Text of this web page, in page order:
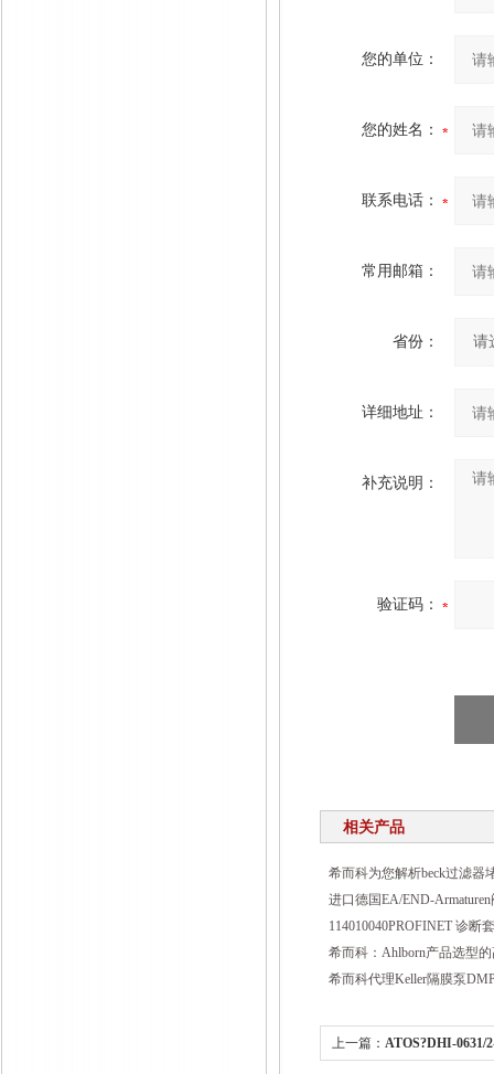
您的单位：
您的姓名：
联系电话：
常用邮箱：
省份：
详细地址：
补充说明：
验证码：
相关产品
希而科为您解析beck过滤器
进口德国EA/END-
114010040PROFINET 诊断
希而科：Ahlborn产品选型
希而科代理Keller隔膜泵
上一篇：ATOS?DHI-0631/